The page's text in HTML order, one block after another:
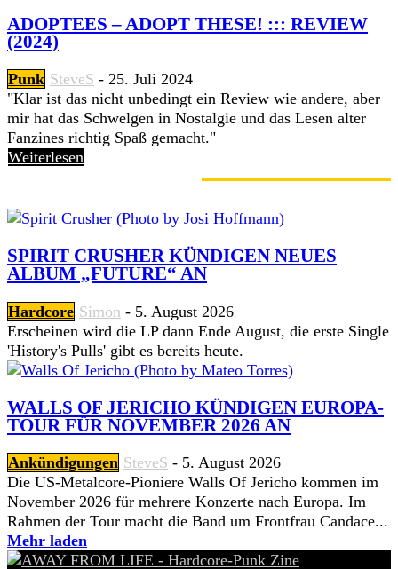
ADOPTEES – ADOPT THESE! ::: REVIEW
(2024)
Punk SteveS - 25. Juli 2024
"Klar ist das nicht unbedingt ein Review wie andere, aber
mir hat das Schwelgen in Nostalgie und das Lesen alter
Fanzines richtig Spaß gemacht."
Weiterlesen
SPIRIT CRUSHER KÜNDIGEN NEUES
ALBUM „FUTURE“ AN
Hardcore Simon - 5. August 2026
Erscheinen wird die LP dann Ende August, die erste Single
'History's Pulls' gibt es bereits heute.
WALLS OF JERICHO KÜNDIGEN EUROPA-
TOUR FÜR NOVEMBER 2026 AN
Ankündigungen SteveS - 5. August 2026
Die US-Metalcore-Pioniere Walls Of Jericho kommen im
November 2026 für mehrere Konzerte nach Europa. Im
Rahmen der Tour macht die Band um Frontfrau Candace...
Mehr laden